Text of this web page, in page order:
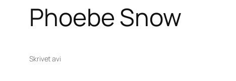
Phoebe Snow
Skrivet avi